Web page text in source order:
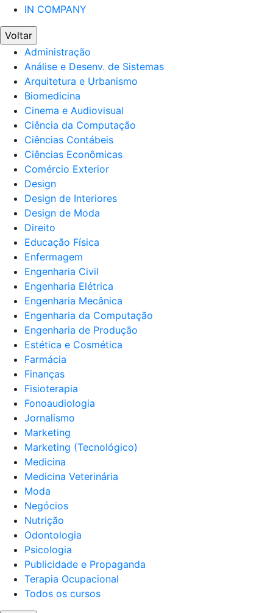
IN COMPANY
Voltar
Administração
Análise e Desenv. de Sistemas
Arquitetura e Urbanismo
Biomedicina
Cinema e Audiovisual
Ciência da Computação
Ciências Contábeis
Ciências Econômicas
Comércio Exterior
Design
Design de Interiores
Design de Moda
Direito
Educação Física
Enfermagem
Engenharia Civil
Engenharia Elétrica
Engenharia Mecânica
Engenharia da Computação
Engenharia de Produção
Estética e Cosmética
Farmácia
Finanças
Fisioterapia
Fonoaudiologia
Jornalismo
Marketing
Marketing (Tecnológico)
Medicina
Medicina Veterinária
Moda
Negócios
Nutrição
Odontologia
Psicologia
Publicidade e Propaganda
Terapia Ocupacional
Todos os cursos